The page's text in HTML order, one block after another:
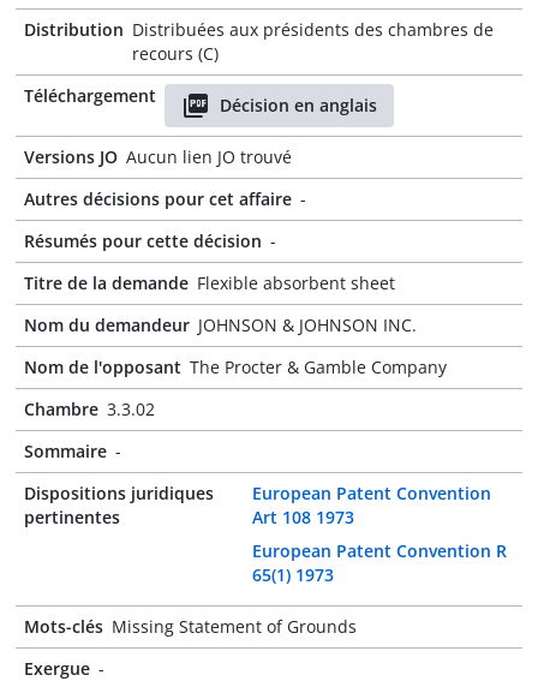
Distribution Distribuées aux présidents des chambres de
recours (C)
Téléchargement
Décision en anglais
Versions JO Aucun lien JO trouvé
Autres décisions pour cet affaire -
Résumés pour cette décision -
Titre de la demande Flexible absorbent sheet
Nom du demandeur JOHNSON & JOHNSON INC.
Nom de l'opposant The Procter & Gamble Company
Chambre 3.3.02
Sommaire -
Dispositions juridiques
pertinentes
European Patent Convention
Art 108 1973
European Patent Convention R
65(1) 1973
Mots-clés Missing Statement of Grounds
Exergue -